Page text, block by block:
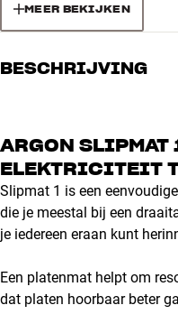
MEER BEKIJKEN
BESCHRIJVING
ARGON SLIPMAT
ELEKTRICITEIT
Slipmat 1 is een
die je meestal bij een
je iedereen eraan kunt
Een platenmat helpt om
dat platen hoorbaar beter